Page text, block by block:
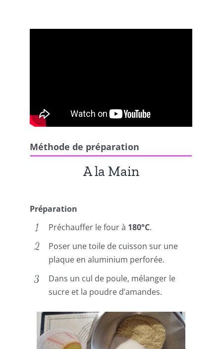
Méthode de préparation
A la Main
Préparation
Préchauffer le four à 180°C.
Poser une toile de cuisson sur une
plaque en aluminium perforée.
Dans un cul de poule, mélanger le
sucre et la poudre d’amandes.